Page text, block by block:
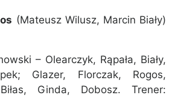
(Mateusz Wilusz, Marcin Biały)
– Olearczyk, Rąpała, Biały,
Glazer, Florczak, Rogos,
Ginda, Dobosz. Trener: